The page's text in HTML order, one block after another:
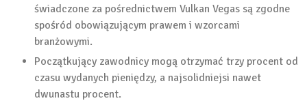
świadczone za pośrednictwem Vulkan Vegas są zgodne
spośród obowiązującym prawem i wzorcami
branżowymi.
Początkujący zawodnicy mogą otrzymać trzy procent od
czasu wydanych pieniędzy, a najsolidniejsi nawet
dwunastu procent.